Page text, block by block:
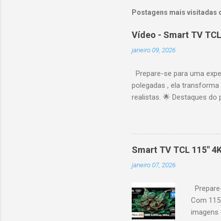
Postagens mais visitadas
Vídeo - Smart TV
janeiro 09, 2026
Prepare-se para uma
polegadas , ela
realistas. 🌟 Destaques do
desempenho otimizado
ideal para esportes e
recomendações
mais. Google Assistente :
Altura: 153,8 cm |
Smart TV TCL 115"
janeiro 07, 2026
Com
imagens